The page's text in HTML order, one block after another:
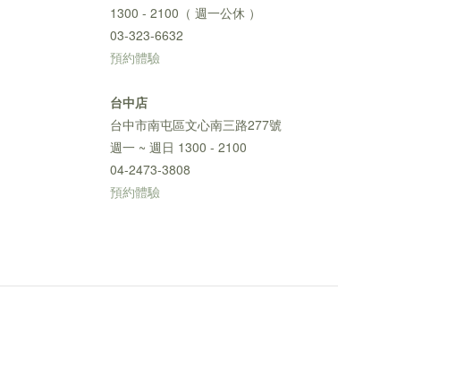
1300 - 2100（ 週一公休 ）
03-323-6632
預約體驗
台中店
台中市南屯區文心南三路277號
週一 ~ 週日 1300 - 2100
04-2473-3808
預約體驗